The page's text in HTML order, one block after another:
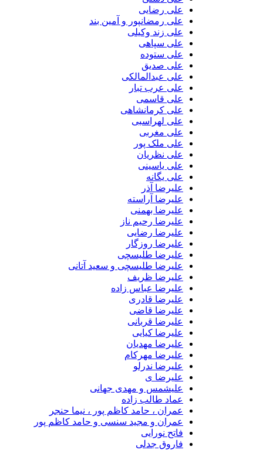
علی رضایی
علی رمضانپور و آمین بند
علی زند وکیلی
علی سپاهی
علی ستوده
علی صدیق
علی عبدالمالکی
علی عرب تبار
علی قاسمی
علی کرمانشاهی
علی لهراسبی
علی مغربی
علی ملک پور
علی نظریان
علی یاسینی
علی یگانه
علیرضا آذر
علیرضا آراسته
علیرضا بهمنی
علیرضا رحیم ناز
علیرضا رضایی
علیرضا روزگار
علیرضا طلیسچی
علیرضا طلیسچی و سعید آتانی
علیرضا ظریف
علیرضا عباس زاده
علیرضا قادری
علیرضا قاضی
علیرضا قربانی
علیرضا کیایی
علیرضا مهدیان
علیرضا مهرکام
علیرضا ندرلو
علیرضا ی
علیشمس و مهدی جهانی
عماد طالب زاده
عمران ، حامد کاظم پور ، نیما حنجر
عمران و مجید سنسی و حامد کاظم پور
فاتح نورایی
فاروق جدلی